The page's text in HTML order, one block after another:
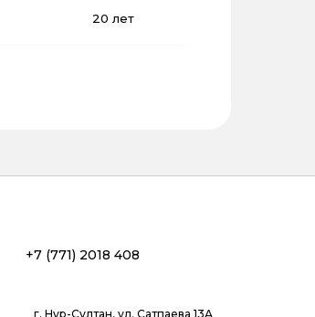
20 лет
(771) 2018 408
г. Нур-Султан, ул. Сатпаева 13А